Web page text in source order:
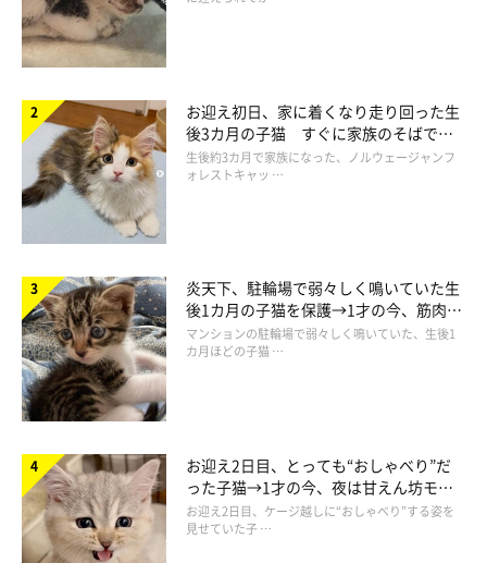
お迎え初日、家に着くなり走り回った生
後3カ月の子猫 すぐに家族のそばで落
ち着く姿に「迎えてよかった」
生後約3カ月で家族になった、ノルウェージャンフ
ォレストキャッ …
炎天下、駐輪場で弱々しく鳴いていた生
後1カ月の子猫を保護→1才の今、筋肉質
でツンデレなコに成長
マンションの駐輪場で弱々しく鳴いていた、生後1
カ月ほどの子猫 …
お迎え2日目、とっても“おしゃべり”だ
った子猫→1才の今、夜は甘えん坊モー
ドになるコに成長！
お迎え2日目、ケージ越しに“おしゃべり”する姿を
見せていた子 …